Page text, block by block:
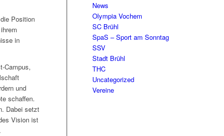
Position
in
Campus,
und
schaffen.
Dabei setzt
Vision ist
News
Olympia Vochem
SC Brühl
SpaS – Sport am Sonntag
SSV
Stadt Brühl
THC
Uncategorized
Vereine